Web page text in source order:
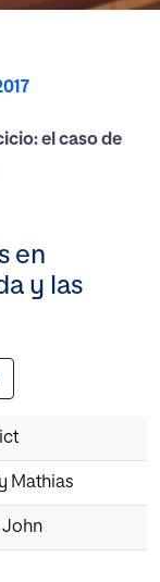
el caso de
en
y las
Mathias
John